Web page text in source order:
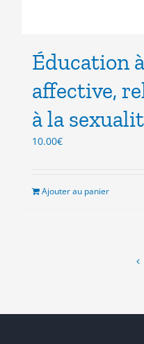
Éducation
affective,
à la
10.00€
Ajouter au panier